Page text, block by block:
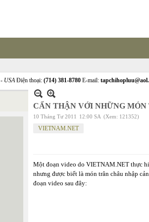
- USAĐiện thoại: (714) 381-8780 E-mail:
CẨN THẬN VỚI NHỮNG
10 Tháng Tư 2011 12:00 SA (Xem: 121352)
VIETNAM.NET
Một đoạn video do VIETNAM.NET thực
nhưng được biết là món trân châu nhập
đoạn video sau đây: